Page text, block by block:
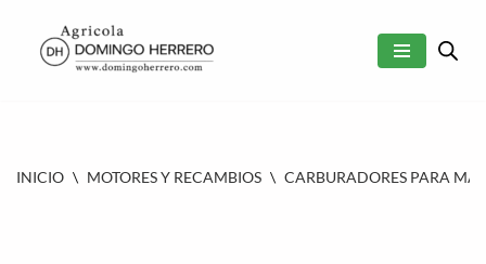
SALTAR
INICIO \ MOTORES Y RECAMBIOS \ CARBURADORES PARA